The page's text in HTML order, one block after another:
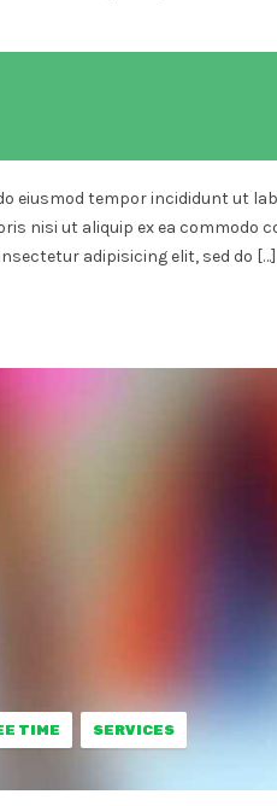
eiusmod tempor incididunt ut
nisi ut aliquip ex ea commodo
adipisicing elit, sed do […]
TIME SERVICES